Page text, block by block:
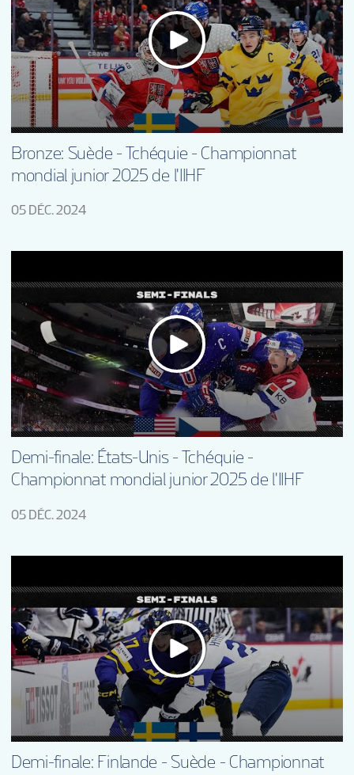
Bronze: Suède - Tchéquie - Championnat
mondial junior 2025 de l'IIHF
05 DÉC. 2024
Demi-finale: États-Unis - Tchéquie -
Championnat mondial junior 2025 de l'IIHF
05 DÉC. 2024
Demi-finale: Finlande - Suède - Championnat